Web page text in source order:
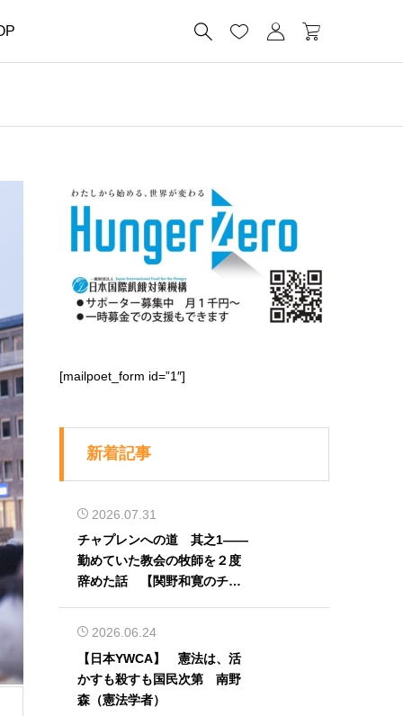
   
[mailpoet_form id=”1″]
新着記事
2026.07.31
チャプレンへの道 其之1――
勤めていた教会の牧師を２度
辞めた話 【関野和寛のチャ
2026.06.24
【日本YWCA】 憲法は、活
かすも殺すも国民次第 南野
森（憲法学者）